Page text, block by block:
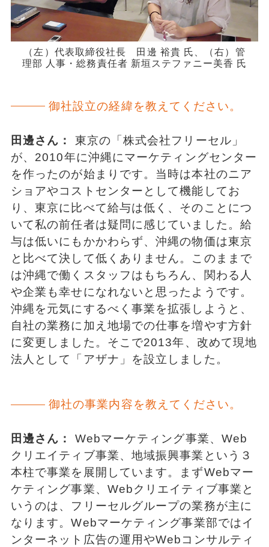
（左）代表取締役社長 田邊 裕貴 氏、（右）管
理部 人事・総務責任者 新垣ステファニー美香 氏
御社設立の経緯を教えてください。
田邊さん：
東京の「株式会社フリーセル」
が、2010年に沖縄にマーケティングセンター
を作ったのが始まりです。当時は本社のニア
ショアやコストセンターとして機能してお
り、東京に比べて給与は低く、そのことにつ
いて私の前任者は疑問に感じていました。給
与は低いにもかかわらず、沖縄の物価は東京
と比べて決して低くありません。このままで
は沖縄で働くスタッフはもちろん、関わる人
や企業も幸せになれないと思ったようです。
沖縄を元気にするべく事業を拡張しようと、
自社の業務に加え地場での仕事を増やす方針
に変更しました。そこで2013年、改めて現地
法人として「アザナ」を設立しました。
御社の事業内容を教えてください。
田邊さん：
Webマーケティング事業、Web
クリエイティブ事業、地域振興事業という３
本柱で事業を展開しています。まずWebマー
ケティング事業、Webクリエイティブ事業と
いうのは、フリーセルグループの業務が主に
なります。Webマーケティング事業部ではイ
ンターネット広告の運用やWebコンサルティ